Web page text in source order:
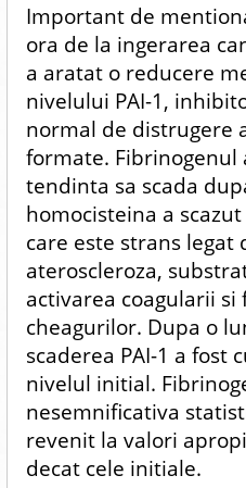
Important de
ora de la ingerarea
a aratat o reducere
nivelului PAI-1,
normal de distrugere
formate. Fibrinogenul
tendinta sa scada
homocisteina a
care este strans legat
ateroscleroza,
activarea coagularii
cheagurilor. Dupa o
scaderea PAI-1 a fost
nivelul initial.
nesemnificativa
revenit la valori
decat cele initiale.